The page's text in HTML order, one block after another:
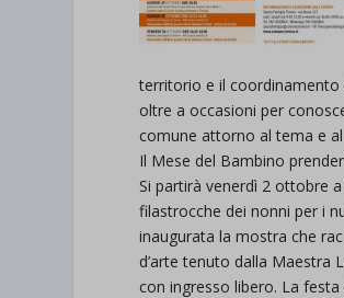
territorio e il coordinamento
oltre a occasioni per
comune attorno al tema e al
Il Mese del Bambino
Si partirà venerdì 2 ottobre
filastrocche dei nonni per i
inaugurata la mostra che
d’arte tenuto dalla Maestra
con ingresso libero. La